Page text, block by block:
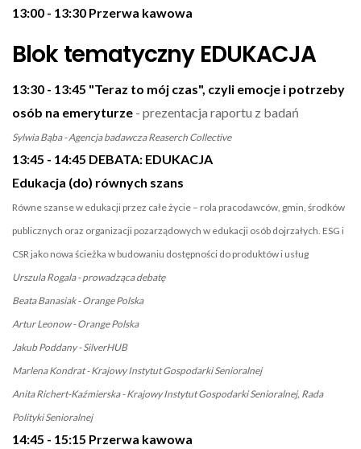
13:00 - 13:30 Przerwa kawowa
Blok tematyczny EDUKACJA
13:30 - 13:45 "Teraz to mój czas", czyli emocje i potrzeby
osób na emeryturze - prezentacja raportu z badań
Sylwia Bąba - Agencja badawcza Reaserch Collective
13:45 - 14:45 DEBATA: EDUKACJA
Edukacja (do) równych szans
Równe szanse w edukacji przez całe życie – rola pracodawców, gmin, środków
publicznych oraz organizacji pozarządowych w edukacji osób dojrzałych. ESG i
CSR jako nowa ścieżka w budowaniu dostępności do produktów i usług
Urszula Rogala - prowadząca debatę
Beata Banasiak - Orange Polska
Artur Leonow - Orange Polska
Jakub Poddany - SilverHUB
Marlena Kondrat - Krajowy Instytut Gospodarki Senioralnej
Anita Richert-Kaźmierska - Krajowy Instytut Gospodarki Senioralnej, Rada
Polityki Senioralnej
14:45 - 15:15 Przerwa kawowa